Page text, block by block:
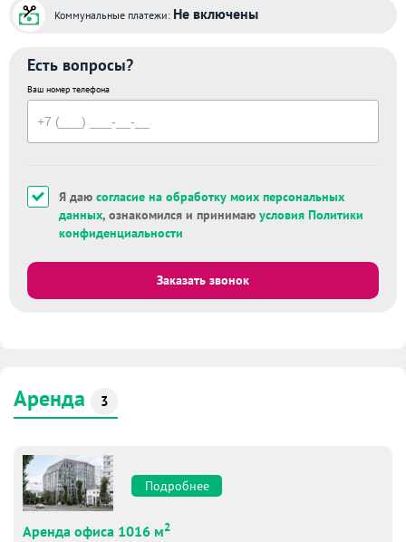
Коммунальные платежи: Не включены
Есть вопросы?
Ваш номер телефона
Я даю согласие на обработку моих персональных
данных, ознакомился и принимаю условия Политики
конфиденциальности
Заказать звонок
Аренда 3
Подробнее
Аренда офиса 1016 м2